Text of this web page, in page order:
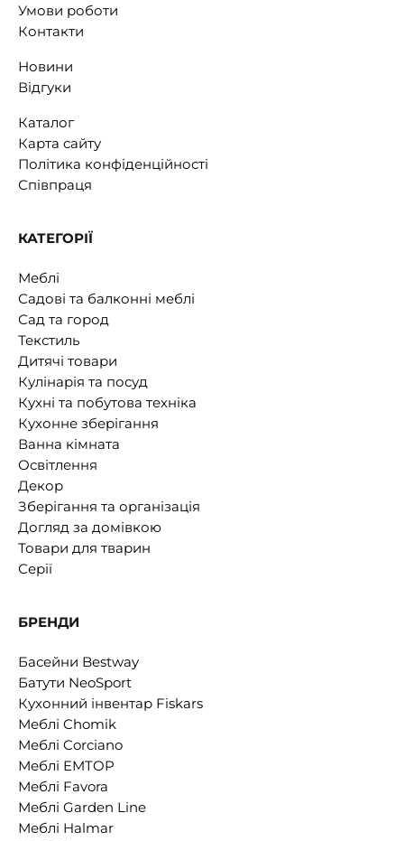
Умови роботи
Контакти
Новини
Відгуки
Каталог
Карта сайту
Політика конфіденційності
Співпраця
КАТЕГОРІЇ
Меблі
Садові та балконні меблі
Сад та город
Текстиль
Дитячі товари
Кулінарія та посуд
Кухні та побутова техніка
Кухонне зберігання
Ванна кімната
Освітлення
Декор
Зберігання та організація
Догляд за домівкою
Товари для тварин
Серії
БРЕНДИ
Басейни Bestway
Батути NeoSport
Кухонний інвентар Fiskars
Меблі Chomik
Меблі Corciano
Меблі EMTOP
Меблі Favora
Меблі Garden Line
Меблі Halmar